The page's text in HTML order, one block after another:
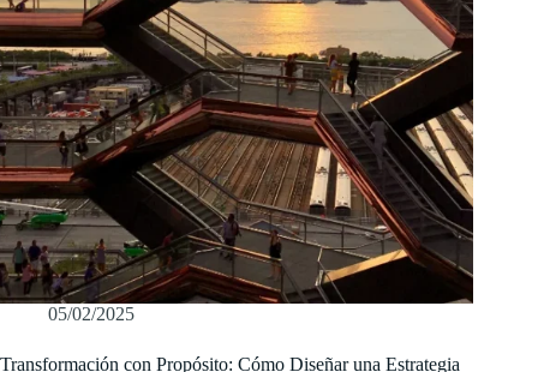
05/02/2025
Transformación con Propósito: Cómo Diseñar una Estrategia